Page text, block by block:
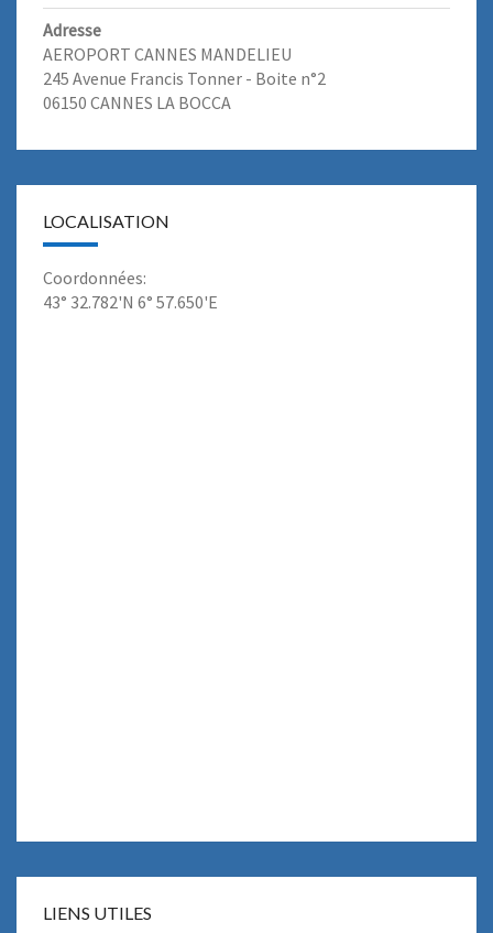
Adresse
AEROPORT CANNES MANDELIEU
245 Avenue Francis Tonner - Boite n°2
06150 CANNES LA BOCCA
LOCALISATION
Coordonnées:
43° 32.782'N 6° 57.650'E
LIENS UTILES